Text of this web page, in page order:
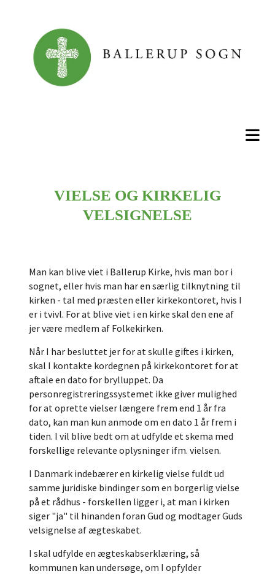
VIELSE OG KIRKELIG
VELSIGNELSE
Man kan blive viet i Ballerup Kirke, hvis man bor i
sognet, eller hvis man har en særlig tilknytning til
kirken - tal med præsten eller kirkekontoret, hvis I
er i tvivl. For at blive viet i en kirke skal den ene af
jer være medlem af Folkekirken.
Når I har besluttet jer for at skulle giftes i kirken,
skal I kontakte kordegnen på kirkekontoret for at
aftale en dato for brylluppet. Da
personregistreringssystemet ikke giver mulighed
for at oprette vielser længere frem end 1 år fra
dato, kan man kun anmode om en dato 1 år frem i
tiden. I vil blive bedt om at udfylde et skema med
forskellige relevante oplysninger ifm. vielsen.
I Danmark indebærer en kirkelig vielse fuldt ud
samme juridiske bindinger som en borgerlig vielse
på et rådhus - forskellen ligger i, at man i kirken
siger "ja" til hinanden foran Gud og modtager Guds
velsignelse af ægteskabet.
I skal udfylde en ægteskabserklæring, så
kommunen kan undersøge, om I opfylder